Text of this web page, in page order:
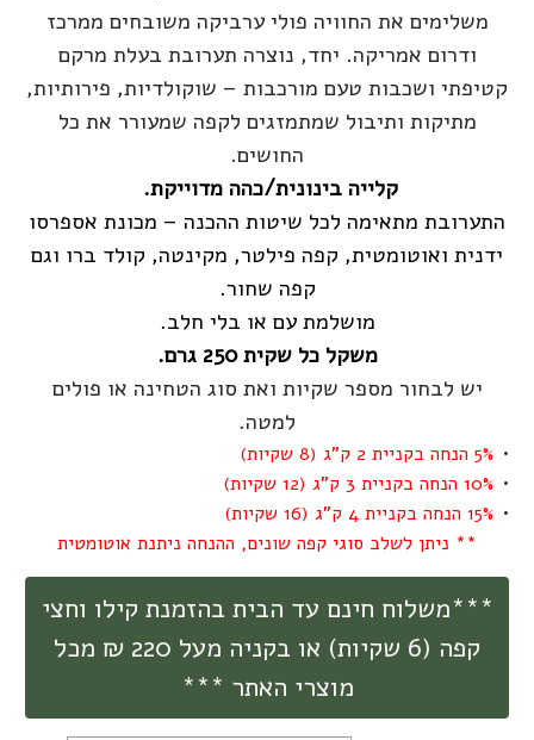
משלימים את החוויה פולי ערביקה משובחים ממרכז
ודרום אמריקה. יחד, נוצרה תערובת בעלת מרקם
קטיפתי ושכבות טעם מורכבות – שוקולדיות, פירותיות,
מתיקות ותיבול שמתמזגים לקפה שמעורר את כל
החושים.
קלייה בינונית/כהה מדוייקת.
התערובת מתאימה לכל שיטות ההכנה – מכונת אספרסו
ידנית ואוטומטית, קפה פילטר, מקינטה, קולד ברו וגם
קפה שחור.
מושלמת עם או בלי חלב.
משקל כל שקית 250 גרם.
יש לבחור מספר שקיות ואת סוג הטחינה או פולים
למטה.
5% הנחה בקניית 2 ק"ג (8 שקיות)
10% הנחה בקניית 3 ק"ג (12 שקיות)
15% הנחה בקניית 4 ק"ג (16 שקיות)
** ניתן לשלב סוגי קפה שונים, ההנחה ניתנת אוטומטית
***משלוח חינם עד הבית בהזמנת קילו וחצי
קפה (6 שקיות) או בקניה מעל 220 ₪ מכל
מוצרי האתר ***